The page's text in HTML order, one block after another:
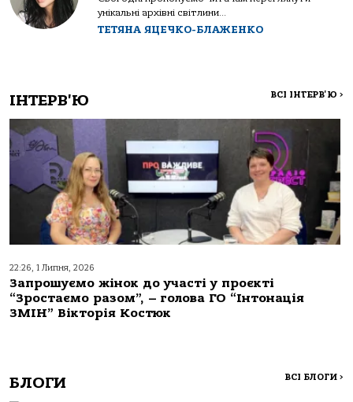
унікальні архівні світлини...
ТЕТЯНА ЯЦЕЧКО-БЛАЖЕНКО
ІНТЕРВ'Ю ВСІ ІНТЕРВ'Ю >
22:26, 1 Липня, 2026
Запрошуємо жінок до участі у проєкті
“Зростаємо разом”, – голова ГО “Інтонація
ЗМІН” Вікторія Костюк
БЛОГИ ВСІ БЛОГИ >